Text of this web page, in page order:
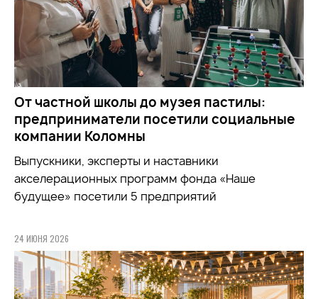
От частной школы до музея пастилы:
предприниматели посетили социальные
компании Коломны
Выпускники, эксперты и наставники
акселерационных программ фонда «Наше
будущее» посетили 5 предприятий
24 ИЮНЯ 2026